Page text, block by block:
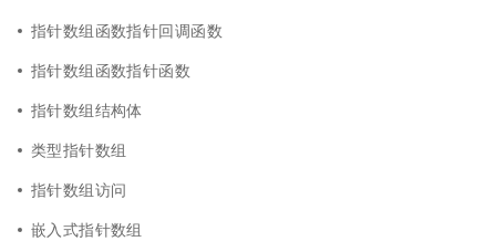
指针数组函数指针回调函数
指针数组函数指针函数
指针数组结构体
类型指针数组
指针数组访问
嵌入式指针数组